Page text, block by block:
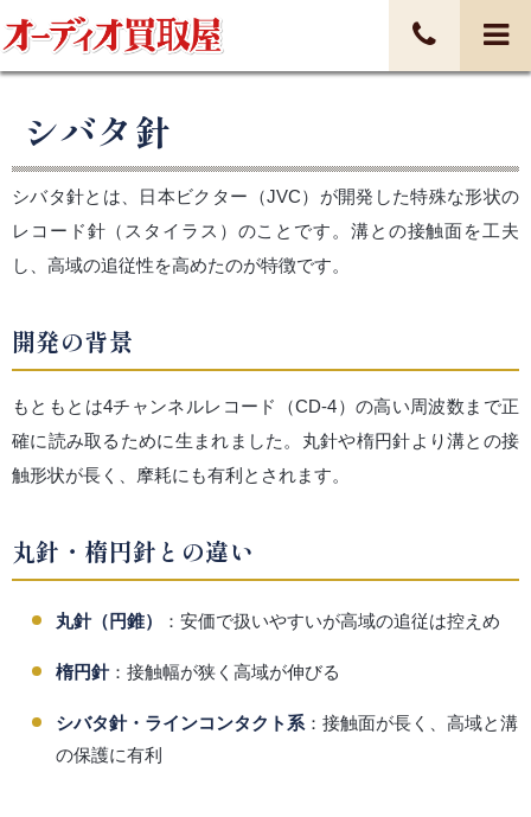
シバタ針
シバタ針とは、日本ビクター（JVC）が開発した特殊な形状の
レコード針（スタイラス）のことです。溝との接触面を工夫
し、高域の追従性を高めたのが特徴です。
開発の背景
もともとは4チャンネルレコード（CD-4）の高い周波数まで正
確に読み取るために生まれました。丸針や楕円針より溝との接
触形状が長く、摩耗にも有利とされます。
丸針・楕円針との違い
丸針（円錐） ：安価で扱いやすいが高域の追従は控えめ
楕円針：接触幅が狭く高域が伸びる
シバタ針・ラインコンタクト系 ：接触面が長く、高域と溝
の保護に有利